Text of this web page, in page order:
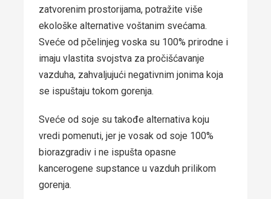
zatvorenim prostorijama, potražite više
ekološke alternative voštanim svećama.
Sveće od pčelinjeg voska su 100% prirodne i
imaju vlastita svojstva za pročišćavanje
vazduha, zahvaljujući negativnim jonima koja
se ispuštaju tokom gorenja.
Sveće od soje su takođe alternativa koju
vredi pomenuti, jer je vosak od soje 100%
biorazgradiv i ne ispušta opasne
kancerogene supstance u vazduh prilikom
gorenja.